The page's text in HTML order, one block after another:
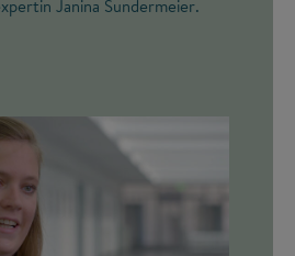
Janina Sundermeier.